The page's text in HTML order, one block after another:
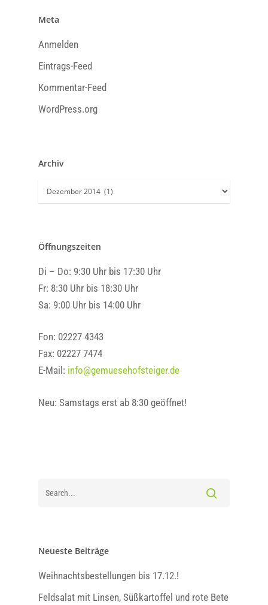
Meta
Anmelden
Eintrags-Feed
Kommentar-Feed
WordPress.org
Archiv
Archiv
Öffnungszeiten
Di – Do: 9:30 Uhr bis 17:30 Uhr
Fr: 8:30 Uhr bis 18:30 Uhr
Sa: 9:00 Uhr bis 14:00 Uhr
Fon: 02227 4343
Fax: 02227 7474
E-Mail: info@gemuesehofsteiger.de
Neu: Samstags erst ab 8:30 geöffnet!
Neueste Beiträge
Weihnachtsbestellungen bis 17.12.!
Feldsalat mit Linsen, Süßkartoffel und rote Bete
Hofladen
Mail.
Montags geschlossen